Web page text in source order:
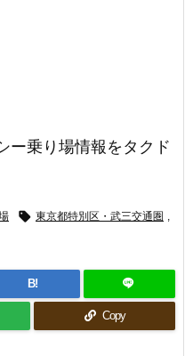
ー乗り場情報をタクド
 東京都特別区・武三交通圏 ,
B!
Copy